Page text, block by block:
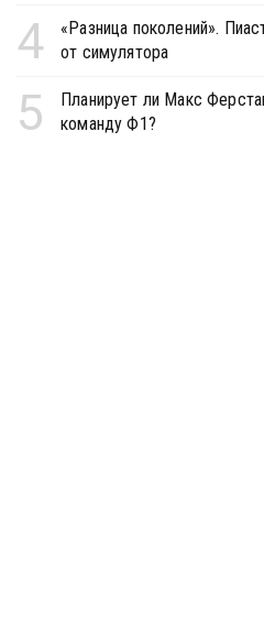
4
«Разница поколений».
от симулятора
5
Планирует ли Макс
команду Ф1?